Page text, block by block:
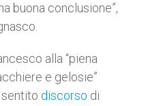
buona conclusione”,
alla “piena
e gelosie”
discorso di